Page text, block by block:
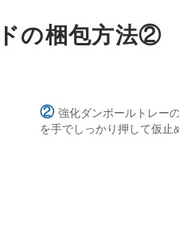
の梱包方法②
② 強化ダンボールトレー
を手でしっかり押して仮止